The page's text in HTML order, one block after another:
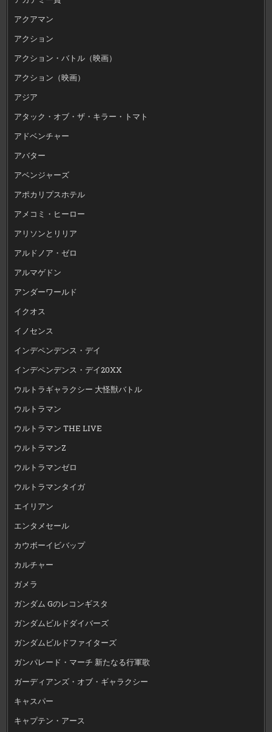
アクアマン
アクション
アクション・バトル（映画）
アクション（映画）
アジア
アタック・オブ・ザ・キラー・トマト
アドベンチャー
アバター
アベンジャーズ
アポカリプスホテル
アメコミ・ヒーロー
アリソンとリリア
アルドノア・ゼロ
アルマゲドン
アンダーワールド
イクオス
イノセンス
インデペンデンス・デイ
インデペンデンス・デイ20XX
ウルトラギャラクシー 大怪獣バトル
ウルトラマン
ウルトラマン THE LIVE
ウルトラマンZ
ウルトラマンゼロ
ウルトラマンタイガ
エイリアン
エンタメセール
カウボーイビバップ
カルチャー
ガメラ
ガンダム Gのレコンギスタ
ガンダムビルドダイバーズ
ガンダムビルドファイターズ
ガンパレード・マーチ 新たなる行軍歌
ガーディアンズ・オブ・ギャラクシー
キャスパー
キャプテン・アース